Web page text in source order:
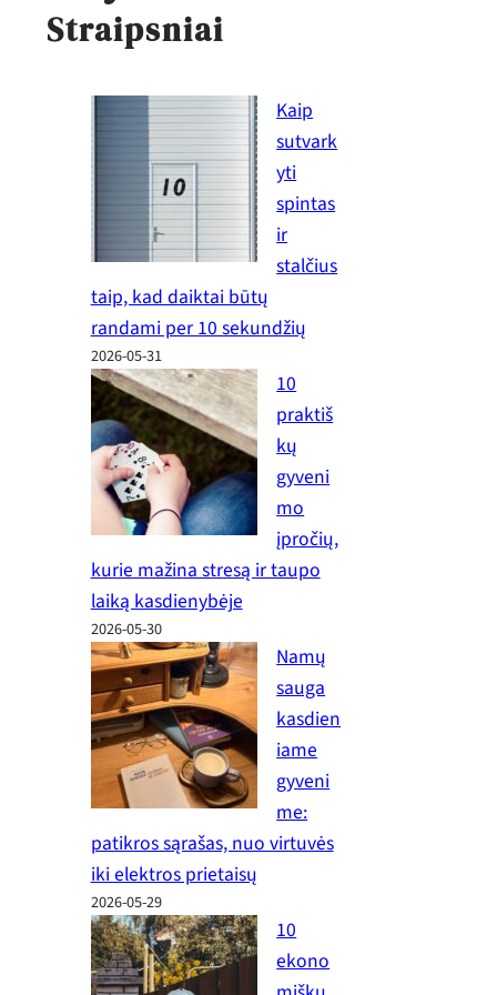
Straipsniai
Kaip
sutvark
yti
spintas
ir
stalčius
taip, kad daiktai būtų
randami per 10 sekundžių
2026-05-31
10
praktiš
kų
gyveni
mo
įpročių,
kurie mažina stresą ir taupo
laiką kasdienybėje
2026-05-30
Namų
sauga
kasdien
iame
gyveni
me:
patikros sąrašas, nuo virtuvės
iki elektros prietaisų
2026-05-29
10
ekono